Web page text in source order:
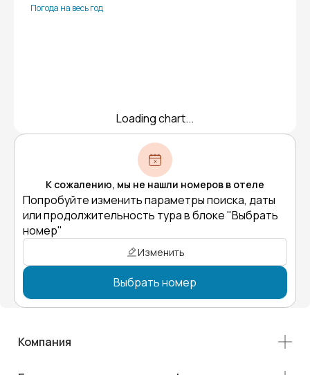
Погода на весь год
Loading chart...
К сожалению, мы не нашли номеров в отеле
Попробуйте изменить параметры поиска, даты
или продолжительность тура в блоке "Выбрать
номер"
Изменить
Выбрать номер
Компания